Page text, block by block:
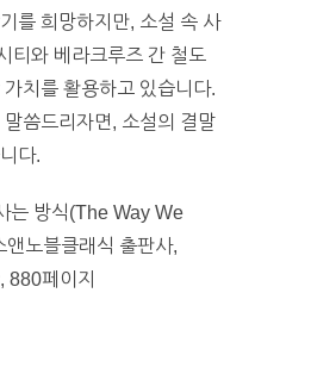
를 희망하지만, 소설 속 사
티와 베라크루즈 간 철도
치를 활용하고 있습니다.
씀드리자면, 소설의 결말
다.
는 방식(The Way We
노블클래식 출판사,
880페이지